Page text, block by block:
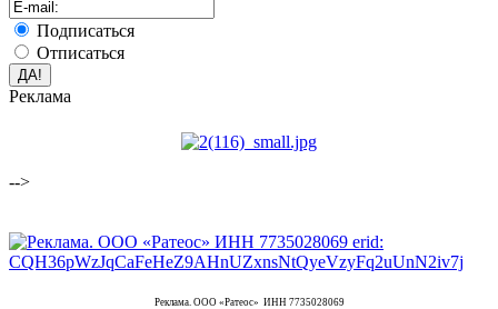
Подписаться
Отписаться
Реклама
-->
Реклама. ООО «Ратеос» ИНН 7735028069